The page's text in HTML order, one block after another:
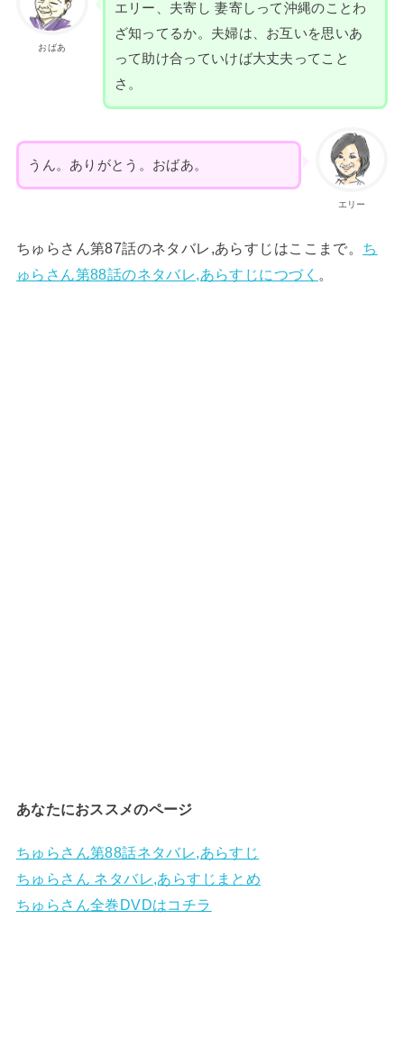
おばあ
エリー、夫寄し 妻寄しって沖縄のことわ
ざ知ってるか。夫婦は、お互いを思いあ
って助け合っていけば大丈夫ってこと
さ。
エリー
うん。ありがとう。おばあ。
ちゅらさん第87話のネタバレ,あらすじはここまで。 ち
ゅらさん第88話のネタバレ,あらすじにつづく
あなたにおススメのページ
ちゅらさん第88話ネタバレ,あらすじ
ちゅらさん ネタバレ,あらすじまとめ
ちゅらさん全巻DVDはコチラ